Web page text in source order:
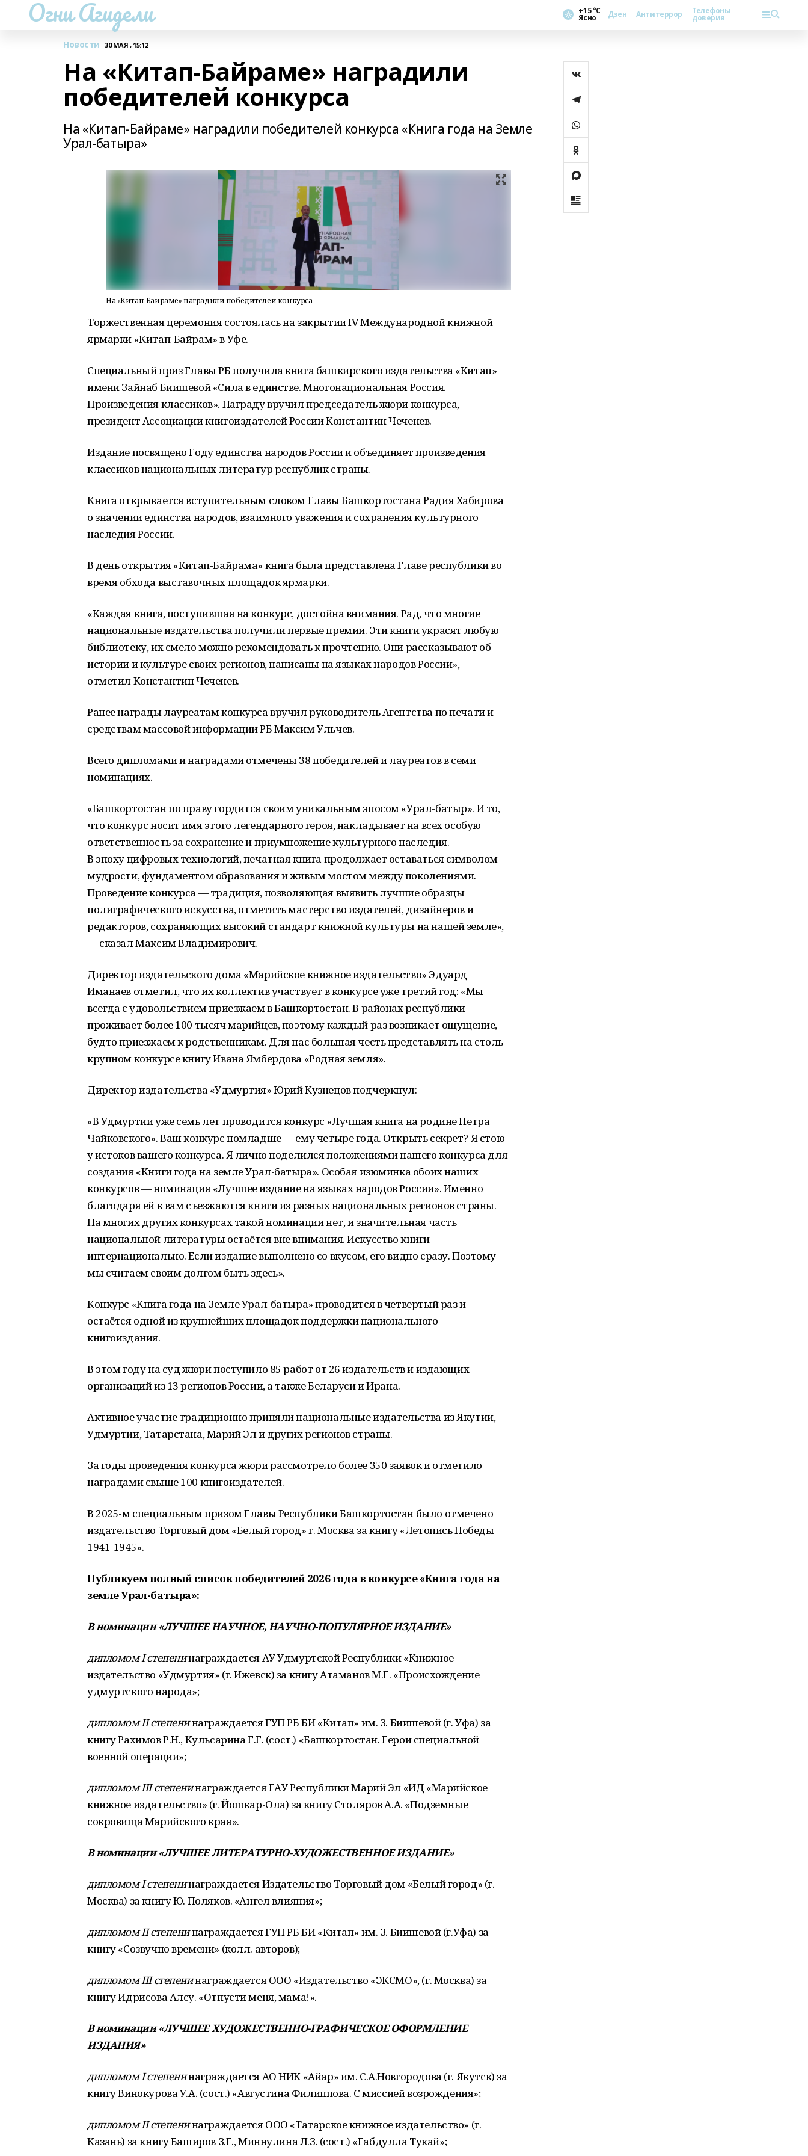
Огни Агидели +15 °С
Ясно Дзен Антитеррор Телефоны
доверия
Новости 30 МАЯ , 15:12
На «Китап-Байраме» наградили
победителей конкурса
На «Китап-Байраме» наградили победителей конкурса «Книга года на Земле
Урал-батыра»
На «Китап-Байраме» наградили победителей конкурса
Торжественная церемония состоялась на закрытии IV Международной книжной
ярмарки «Китап-Байрам» в Уфе.
Специальный приз Главы РБ получила книга башкирского издательства «Китап»
имени Зайнаб Биишевой «Сила в единстве. Многонациональная Россия.
Произведения классиков». Награду вручил председатель жюри конкурса,
президент Ассоциации книгоиздателей России Константин Чеченев.
Издание посвящено Году единства народов России и объединяет произведения
классиков национальных литератур республик страны.
Книга открывается вступительным словом Главы Башкортостана Радия Хабирова
о значении единства народов, взаимного уважения и сохранения культурного
наследия России.
В день открытия «Китап-Байрама» книга была представлена Главе республики во
время обхода выставочных площадок ярмарки.
«Каждая книга, поступившая на конкурс, достойна внимания. Рад, что многие
национальные издательства получили первые премии. Эти книги украсят любую
библиотеку, их смело можно рекомендовать к прочтению. Они рассказывают об
истории и культуре своих регионов, написаны на языках народов России», —
отметил Константин Чеченев.
Ранее награды лауреатам конкурса вручил руководитель Агентства по печати и
средствам массовой информации РБ Максим Ульчев.
Всего дипломами и наградами отмечены 38 победителей и лауреатов в семи
номинациях.
«Башкортостан по праву гордится своим уникальным эпосом «Урал-батыр». И то,
что конкурс носит имя этого легендарного героя, накладывает на всех особую
ответственность за сохранение и приумножение культурного наследия.
В эпоху цифровых технологий, печатная книга продолжает оставаться символом
мудрости, фундаментом образования и живым мостом между поколениями.
Проведение конкурса — традиция, позволяющая выявить лучшие образцы
полиграфического искусства, отметить мастерство издателей, дизайнеров и
редакторов, сохраняющих высокий стандарт книжной культуры на нашей земле»,
— сказал Максим Владимирович.
Директор издательского дома «Марийское книжное издательство» Эдуард
Иманаев отметил, что их коллектив участвует в конкурсе уже третий год: «Мы
всегда с удовольствием приезжаем в Башкортостан. В районах республики
проживает более 100 тысяч марийцев, поэтому каждый раз возникает ощущение,
будто приезжаем к родственникам. Для нас большая честь представлять на столь
крупном конкурсе книгу Ивана Ямбердова «Родная земля».
Директор издательства «Удмуртия» Юрий Кузнецов подчеркнул:
«В Удмуртии уже семь лет проводится конкурс «Лучшая книга на родине Петра
Чайковского». Ваш конкурс помладше — ему четыре года. Открыть секрет? Я стою
у истоков вашего конкурса. Я лично поделился положениями нашего конкурса для
создания «Книги года на земле Урал-батыра». Особая изюминка обоих наших
конкурсов — номинация «Лучшее издание на языках народов России». Именно
благодаря ей к вам съезжаются книги из разных национальных регионов страны.
На многих других конкурсах такой номинации нет, и значительная часть
национальной литературы остаётся вне внимания. Искусство книги
интернационально. Если издание выполнено со вкусом, его видно сразу. Поэтому
мы считаем своим долгом быть здесь».
Конкурс «Книга года на Земле Урал-батыра» проводится в четвертый раз и
остаётся одной из крупнейших площадок поддержки национального
книгоиздания.
В этом году на суд жюри поступило 85 работ от 26 издательств и издающих
организаций из 13 регионов России, а также Беларуси и Ирана.
Активное участие традиционно приняли национальные издательства из Якутии,
Удмуртии, Татарстана, Марий Эл и других регионов страны.
За годы проведения конкурса жюри рассмотрело более 350 заявок и отметило
наградами свыше 100 книгоиздателей.
В 2025-м специальным призом Главы Республики Башкортостан было отмечено
издательство Торговый дом «Белый город» г. Москва за книгу «Летопись Победы
1941-1945».
Публикуем полный список победителей 2026 года в конкурсе «Книга года на
земле Урал-батыра»:
В номинации «ЛУЧШЕЕ НАУЧНОЕ, НАУЧНО-ПОПУЛЯРНОЕ ИЗДАНИЕ»
дипломом I степенинаграждается АУ Удмуртской Республики «Книжное
издательство «Удмуртия» (г. Ижевск) за книгу Атаманов М.Г. «Происхождение
удмуртского народа»;
дипломом II степенинаграждается ГУП РБ БИ «Китап» им. З. Биишевой (г. Уфа) за
книгу Рахимов Р.Н., Кульсарина Г.Г. (сост.) «Башкортостан. Герои специальной
военной операции»;
дипломом III степенинаграждается ГАУ Республики Марий Эл «ИД «Марийское
книжное издательство» (г. Йошкар-Ола) за книгу Столяров А.А. «Подземные
сокровища Марийского края».
В номинации «ЛУЧШЕЕ ЛИТЕРАТУРНО-ХУДОЖЕСТВЕННОЕ ИЗДАНИЕ»
дипломом I степенинаграждается Издательство Торговый дом «Белый город» (г.
Москва) за книгу Ю. Поляков. «Ангел влияния»;
дипломом II степенинаграждается ГУП РБ БИ «Китап» им. З. Биишевой (г.Уфа) за
книгу «Созвучно времени» (колл. авторов);
дипломом III степенинаграждается ООО «Издательство «ЭКСМО», (г. Москва) за
книгу Идрисова Алсу. «Отпусти меня, мама!».
В номинации «ЛУЧШЕЕ ХУДОЖЕСТВЕННО-ГРАФИЧЕСКОЕ ОФОРМЛЕНИЕ
ИЗДАНИЯ»
дипломом I степенинаграждается ​АО НИК «Айар» им. С.А.Новгородова (г. Якутск) за
книгу Винокурова У.А. (сост.) «Августина Филиппова. С миссией возрождения»;
дипломом II степенинаграждается ООО «Татарское книжное издательство» (г.
Казань) за книгу Баширов З.Г., Миннулина Л.З. (сост.) «Габдулла Тукай»;